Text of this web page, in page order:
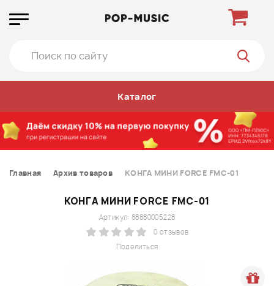
Каталог
Главная Архив товаров КОНГА МИНИ FORCE FMC-01
КОНГА МИНИ FORCE FMC-01
Поделиться
Артикул: 88880005228
0 отзывов